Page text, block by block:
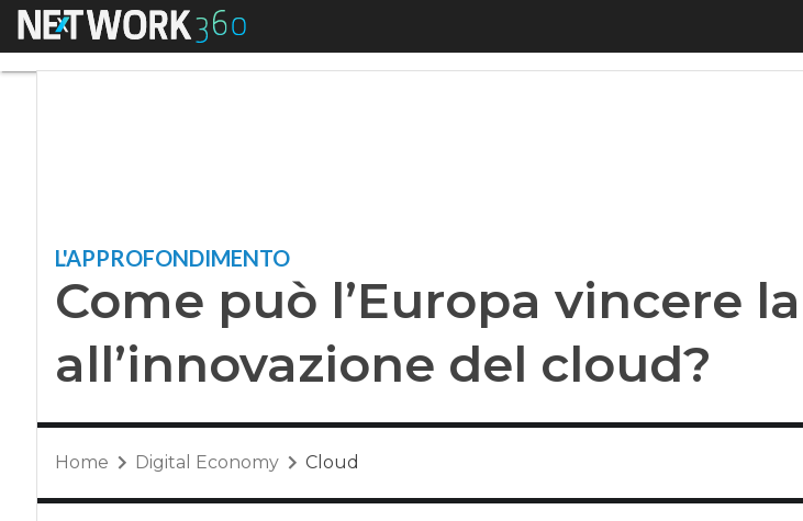
Menu
L'APPROFONDIMENTO
Come può l’Europa vincere
all’innovazione del cloud?
Home Digital Economy Cloud